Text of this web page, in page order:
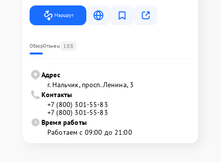
Маршрут
ОбзорОтзывы 188
Адрес
г. Нальчик, просп. Ленина, 3
Контакты
+7 (800) 301-55-83
+7 (800) 301-55-83
Время работы
Работаем с 09:00 до 21:00